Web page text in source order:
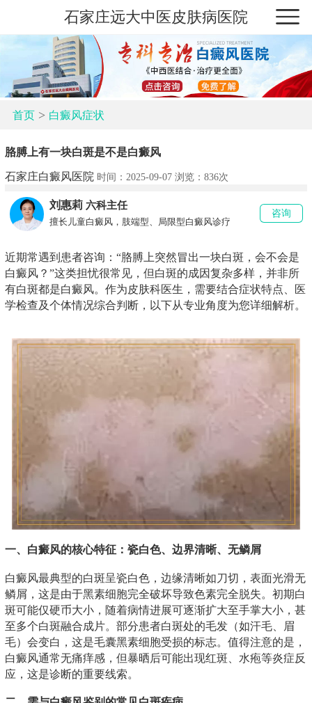
石家庄远大中医皮肤病医院
首页> 白癜风症状
胳膊上有一块白斑是不是白癜风
石家庄白癜风医院 时间：2025-09-07 浏览： 836次
刘惠莉 六科主任
擅长儿童白癜风，肢端型、局限型白癜风诊疗
咨询
近期常遇到患者咨询：“胳膊上突然冒出一块白斑，会不会是
白癜风？”这类担忧很常见，但白斑的成因复杂多样，并非所
有白斑都是白癜风。作为皮肤科医生，需要结合症状特点、医
学检查及个体情况综合判断，以下从专业角度为您详细解析。
一、白癜风的核心特征：瓷白色、边界清晰、无鳞屑
白癜风最典型的白斑呈瓷白色，边缘清晰如刀切，表面光滑无
鳞屑，这是由于黑素细胞完全破坏导致色素完全脱失。初期白
斑可能仅硬币大小，随着病情进展可逐渐扩大至手掌大小，甚
至多个白斑融合成片。部分患者白斑处的毛发（如汗毛、眉
毛）会变白，这是毛囊黑素细胞受损的标志。值得注意的是，
白癜风通常无痛痒感，但暴晒后可能出现红斑、水疱等炎症反
应，这是诊断的重要线索。